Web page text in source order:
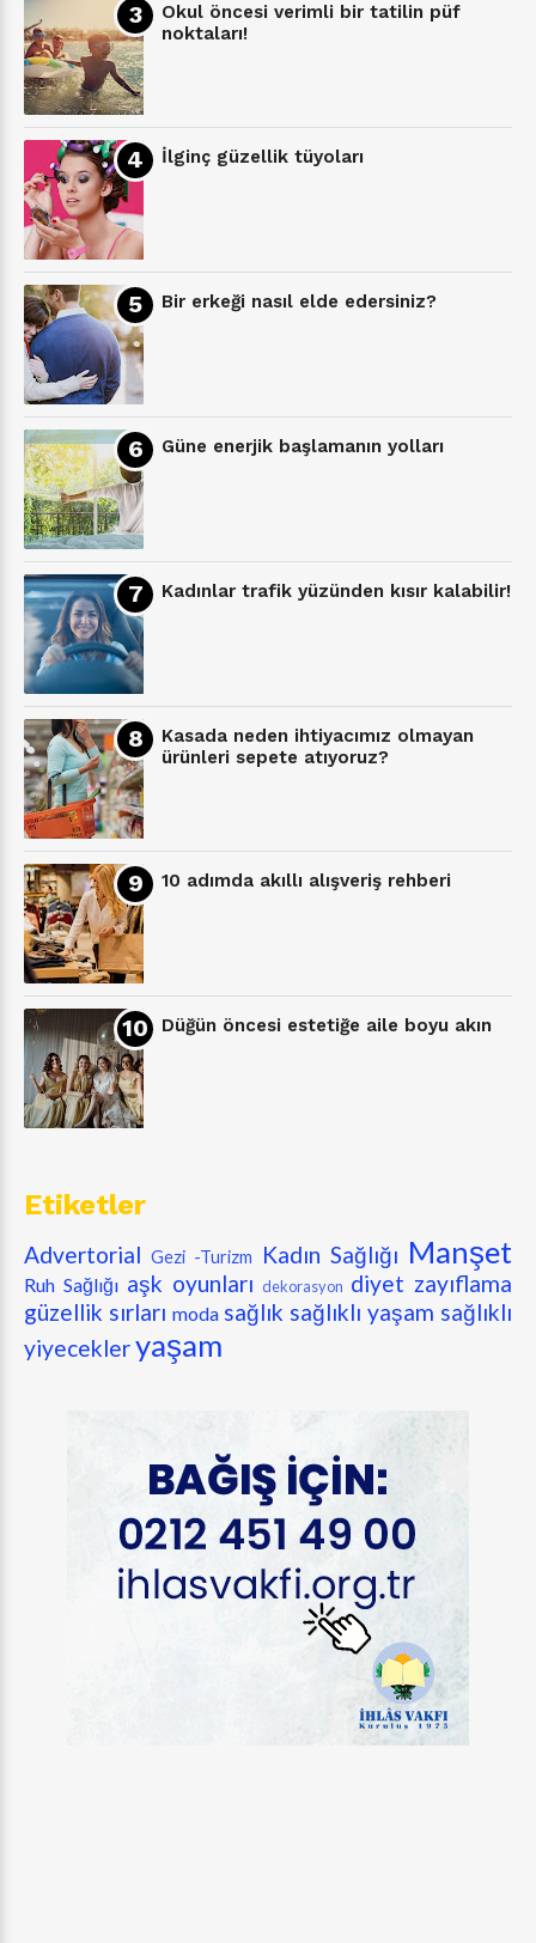
Okul öncesi verimli bir tatilin püf
noktaları!
İlginç güzellik tüyoları
Bir erkeği nasıl elde edersiniz?
Güne enerjik başlamanın yolları
Kadınlar trafik yüzünden kısır kalabilir!
Kasada neden ihtiyacımız olmayan
ürünleri sepete atıyoruz?
10 adımda akıllı alışveriş rehberi
Düğün öncesi estetiğe aile boyu akın
Etiketler
Advertorial Gezi -Turizm Kadın Sağlığı Manşet
Ruh Sağlığı aşk oyunları dekorasyon diyet zayıflama
güzellik sırları moda sağlık sağlıklı yaşam sağlıklı
yiyecekleryaşam